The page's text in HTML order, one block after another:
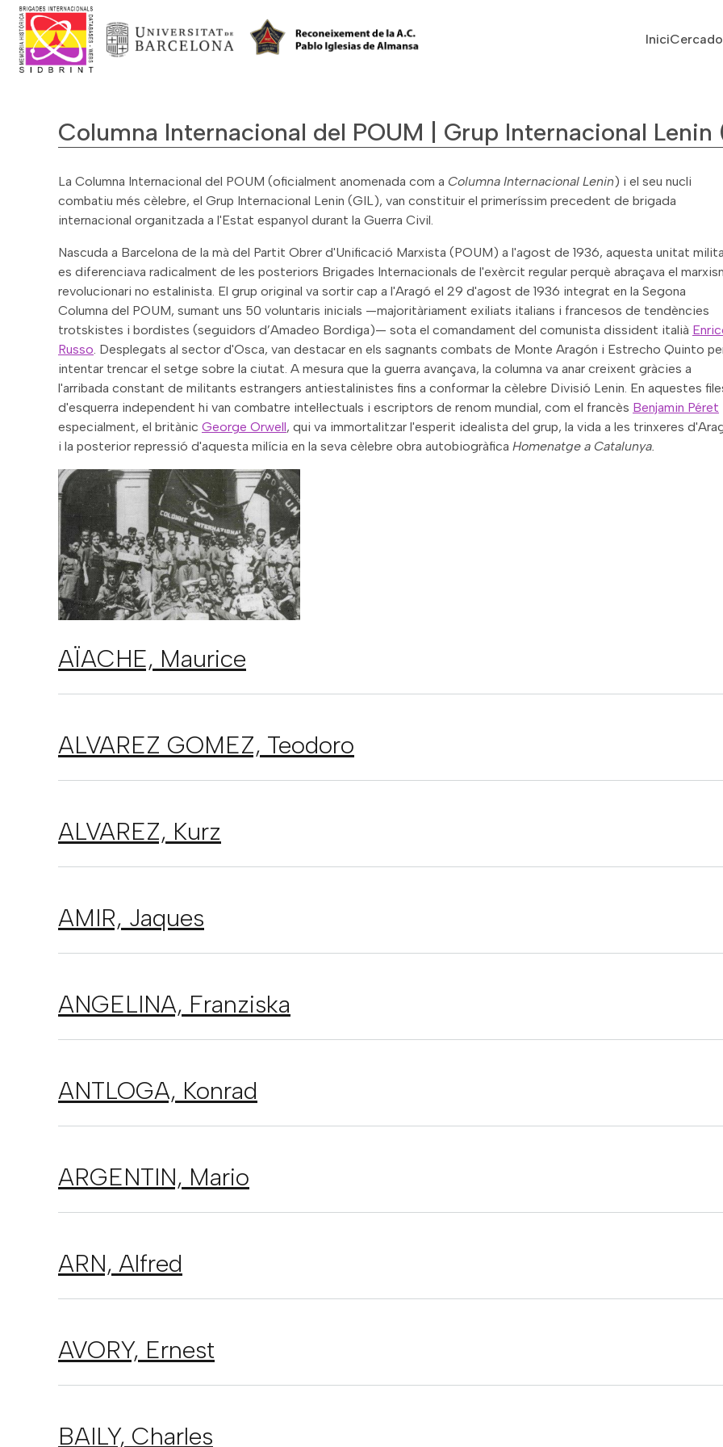
Inici
Columna Internacional del POUM | Grup Internacional Lenin
La Columna Internacional del POUM (oficialment anomenada com a Columna Internacional Lenin) i el seu nucli
combatiu més cèlebre, el Grup Internacional Lenin (GIL), van constituir el primeríssim precedent de brigada
internacional organitzada a l'Estat espanyol durant la Guerra Civil.
Nascuda a Barcelona de la mà del Partit Obrer d'Unificació Marxista (POUM) a l'agost de 1936, aquesta unitat
es diferenciava radicalment de les posteriors Brigades Internacionals de l'exèrcit regular perquè abraçava el
revolucionari no estalinista. El grup original va sortir cap a l'Aragó el 29 d'agost de 1936 integrat en la Segona
Columna del POUM, sumant uns 50 voluntaris inicials —majoritàriament exiliats italians i francesos de tendències
trotskistes i bordistes (seguidors d’Amadeo Bordiga)— sota el comandament del comunista dissident italià
Russo . Desplegats al sector d'Osca, van destacar en els sagnants combats de Monte Aragón i Estrecho Quinto
intentar trencar el setge sobre la ciutat. A mesura que la guerra avançava, la columna va anar creixent gràcies a
l'arribada constant de militants estrangers antiestalinistes fins a conformar la cèlebre Divisió Lenin. En aquestes
d'esquerra independent hi van combatre intel·lectuals i escriptors de renom mundial, com el francès Benjamin Péret
especialment, el britànic George Orwell, qui va immortalitzar l'esperit idealista del grup, la vida a les trinxeres
i la posterior repressió d'aquesta milícia en la seva cèlebre obra autobiogràfica Homenatge a Catalunya.
AÏACHE, Maurice
ALVAREZ GOMEZ, Teodoro
ALVAREZ, Kurz
AMIR, Jaques
ANGELINA, Franziska
ANTLOGA, Konrad
ARGENTIN, Mario
ARN, Alfred
AVORY, Ernest
BAILY, Charles